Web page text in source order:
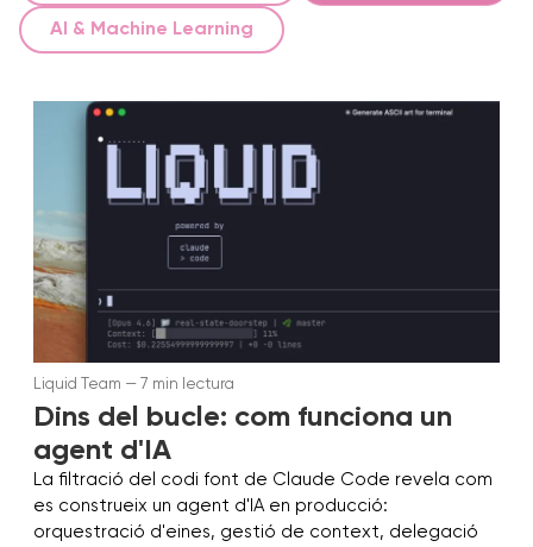
AI & Machine Learning
Liquid Team — 7 min lectura
Dins del bucle: com funciona un
agent d'IA
La filtració del codi font de Claude Code revela com
es construeix un agent d'IA en producció:
orquestració d'eines, gestió de context, delegació